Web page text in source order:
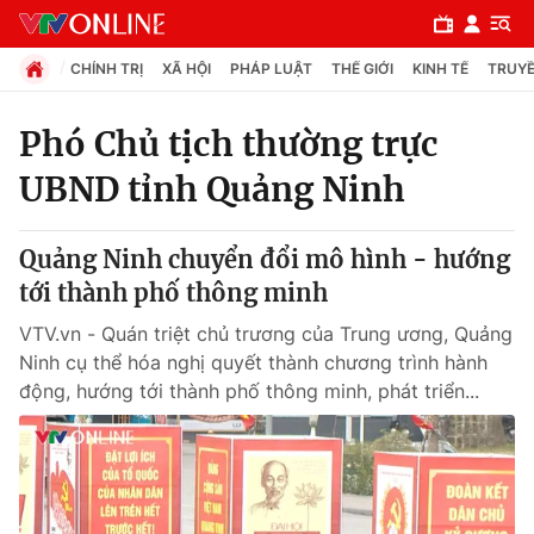
Chuyên mục
Chính trị
Xã hội
Pháp luật
Y tế
Thế giới
CHÍNH TRỊ XÃ HỘI PHÁP LUẬT THẾ GIỚI KINH TẾ
Phó Chủ tịch thường trực
UBND tỉnh Quảng Ninh
Quảng Ninh chuyển đổi mô hình - hướng
tới thành phố thông minh
VTV.vn - Quán triệt chủ trương của Trung ương, Quảng
Ninh cụ thể hóa nghị quyết thành chương trình hành
động, hướng tới thành phố thông minh, phát triển...